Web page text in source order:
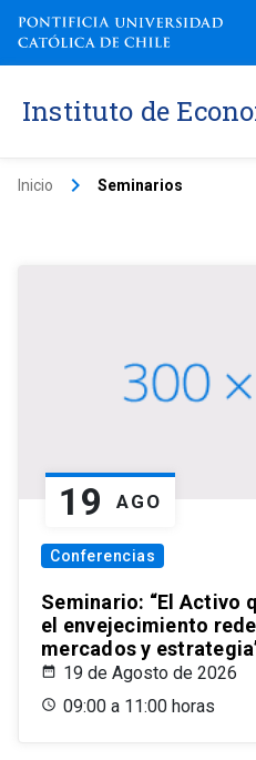
Instituto de
Inicio keyboard_arrow_right Seminarios
19 AGO
Conferencias
Seminario: “El Activo
el envejecimiento
mercados y
19 de Agosto de 2026
09:00 a 11:00 horas